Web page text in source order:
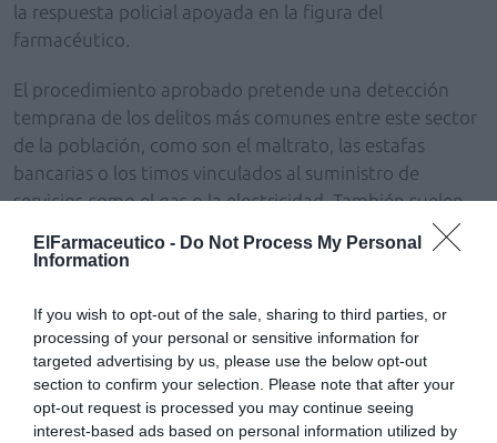
ElFarmaceutico - Do Not Process My Personal
Information
If you wish to opt-out of the sale, sharing to third parties, or
processing of your personal or sensitive information for
targeted advertising by us, please use the below opt-out
section to confirm your selection. Please note that after your
opt-out request is processed you may continue seeing
interest-based ads based on personal information utilized by
la respuesta policial apoyada en la figura del
farmacéutico.
El procedimiento aprobado pretende una detección
temprana de los delitos más comunes entre este sector
de la población, como son el maltrato, las estafas
bancarias o los timos vinculados al suministro de
servicios como el gas o la electricidad. También suelen
ser víctimas de prácticas abusivas como pequeños robos
y hurtos familiares o de cuidadores a su cargo.
Esta colaboración se enmarca en la Instrucción 1/2014
de la Secretaría de Estado de Seguridad, para dar
continuidad al «Plan Mayor Seguridad», dirigido a la
prevención y mejora de la seguridad de nuestros
mayores.